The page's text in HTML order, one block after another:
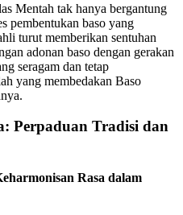
Mentah tak hanya bergantung
pembentukan baso yang
turut memberikan sentuhan
adonan baso dengan gerakan
seragam dan tetap
yang membedakan Baso
Perpaduan Tradisi dan
Rasa dalam